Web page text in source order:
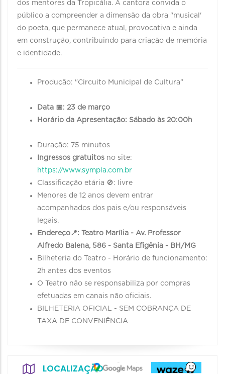
dos mentores da Tropicália. A cantora convida o
público a compreender a dimensão da obra "musical'
do poeta, que permanece atual, provocativa e ainda
em construção, contribuindo para criação de memória
e identidade.
Produção: "Circuito Municipal de Cultura”
Data 📅: 23 de março
Horário da Apresentação: Sábado às 20:00h
Duração: 75 minutos
Ingressos gratuitos no site:
https://www.sympla.com.br
Classificação etária 🚫: livre
Menores de 12 anos devem entrar
acompanhados dos pais e/ou responsáveis
legais.
Endereço📍: Teatro Marília - Av. Professor
Alfredo Balena, 586 - Santa Efigênia - BH/MG
Bilheteria do Teatro - Horário de funcionamento:
2h antes dos eventos
O Teatro não se responsabiliza por compras
efetuadas em canais não oficiais.
BILHETERIA OFICIAL - SEM COBRANÇA DE
TAXA DE CONVENIÊNCIA
LOCALIZAÇÃO